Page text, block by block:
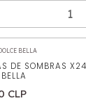
DOLCE BELLA
DE SOMBRAS
CLP